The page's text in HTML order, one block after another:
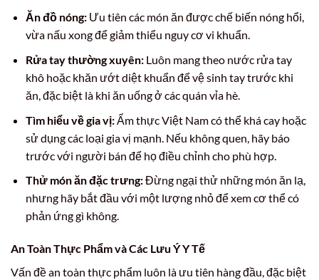
Ăn đồ nóng:Ưu tiên các món ăn được chế biến nóng hổi,
vừa nấu xong để giảm thiểu nguy cơ vi khuẩn.
Rửa tay thường xuyên:Luôn mang theo nước rửa tay
khô hoặc khăn ướt diệt khuẩn để vệ sinh tay trước khi
ăn, đặc biệt là khi ăn uống ở các quán vỉa hè.
Tìm hiểu về gia vị:Ẩm thực Việt Nam có thể khá cay hoặc
sử dụng các loại gia vị mạnh. Nếu không quen, hãy báo
trước với người bán để họ điều chỉnh cho phù hợp.
Thử món ăn đặc trưng:Đừng ngại thử những món ăn lạ,
nhưng hãy bắt đầu với một lượng nhỏ để xem cơ thể có
phản ứng gì không.
An Toàn Thực Phẩm và Các Lưu Ý Y Tế
Vấn đề an toàn thực phẩm luôn là ưu tiên hàng đầu, đặc biệt